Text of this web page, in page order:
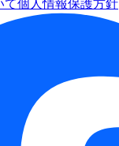
て個人情報保護方針